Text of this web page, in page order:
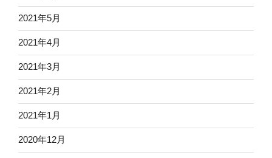
2021年5月
2021年4月
2021年3月
2021年2月
2021年1月
2020年12月